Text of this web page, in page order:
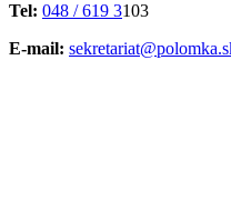
Tel: 048 / 619 3103
E-mail: